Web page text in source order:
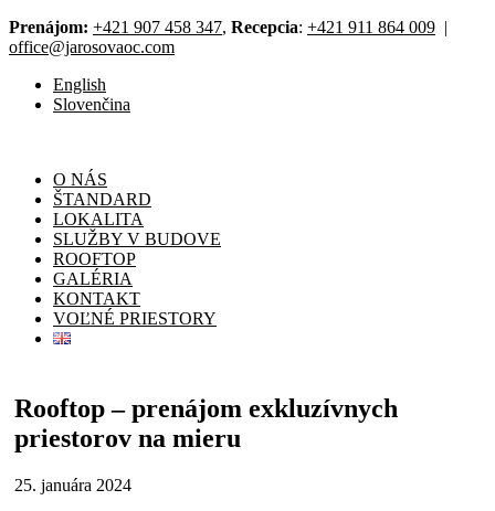
Prenájom: +421 907 458 347, Recepcia: +421 911 864 009 |
office@jarosovaoc.com
English
Slovenčina
O NÁS
ŠTANDARD
LOKALITA
SLUŽBY V BUDOVE
ROOFTOP
GALÉRIA
KONTAKT
VOĽNÉ PRIESTORY
Rooftop – prenájom exkluzívnych
priestorov na mieru
25. januára 2024